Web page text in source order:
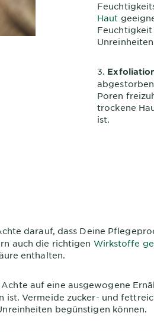
Haut
Poren
trockene
ist.
darauf, dass Deine
auch die richtigen Wirkstoffe
enthalten.
Achte auf eine ausgewogene
ist. Vermeide zucker- und
begünstigen können.